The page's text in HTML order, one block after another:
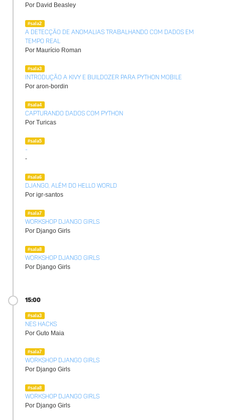
Por David Beasley
#sala2
A detecção de anomalias trabalhando com dados em
tempo real
Por Maurício Roman
#sala3
Introdução a Kivy e Buildozer para Python Mobile
Por aron-bordin
#sala4
Capturando dados com Python
Por Turicas
#sala5
-
-
#sala6
Django, além do Hello World
Por igr-santos
#sala7
Workshop Django Girls
Por Django Girls
#sala8
Workshop Django Girls
Por Django Girls
15:00
#sala3
NES Hacks
Por Guto Maia
#sala7
Workshop Django Girls
Por Django Girls
#sala8
Workshop Django Girls
Por Django Girls